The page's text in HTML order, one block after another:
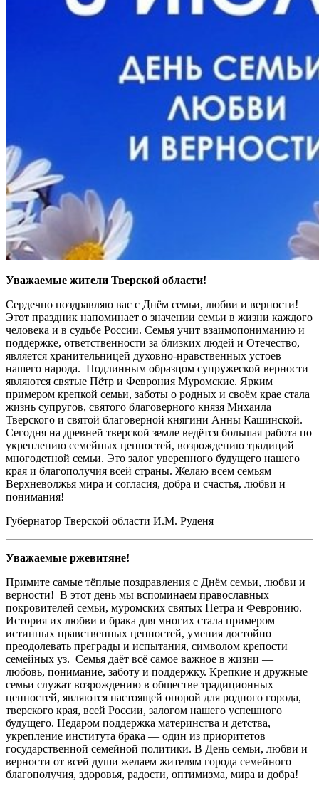
Уважаемые жители Тверской области!
Сердечно поздравляю вас с Днём семьи, любви и верности!
Этот праздник напоминает о значении семьи в жизни каждого
человека и в судьбе России. Семья учит взаимопониманию и
поддержке, ответственности за близких людей и Отечество,
является хранительницей духовно-нравственных устоев
нашего народа. Подлинным образцом супружеской верности
являются святые Пётр и Феврония Муромские. Ярким
примером крепкой семьи, заботы о родных и своём крае стала
жизнь супругов, святого благоверного князя Михаила
Тверского и святой благоверной княгини Анны Кашинской.
Сегодня на древней тверской земле ведётся большая работа по
укреплению семейных ценностей, возрождению традиций
многодетной семьи. Это залог уверенного будущего нашего
края и благополучия всей страны. Желаю всем семьям
Верхневолжья мира и согласия, добра и счастья, любви и
понимания!
Губернатор Тверской области И.М. Руденя
Уважаемые ржевитяне!
Примите самые тёплые поздравления с Днём семьи, любви и
верности! В этот день мы вспоминаем православных
покровителей семьи, муромских святых Петра и Февронию.
История их любви и брака для многих стала примером
истинных нравственных ценностей, умения достойно
преодолевать преграды и испытания, символом крепости
семейных уз. Семья даёт всё самое важное в жизни —
любовь, понимание, заботу и поддержку. Крепкие и дружные
семьи служат возрождению в обществе традиционных
ценностей, являются настоящей опорой для родного города,
тверского края, всей России, залогом нашего успешного
будущего. Недаром поддержка материнства и детства,
укрепление института брака — один из приоритетов
государственной семейной политики. В День семьи, любви и
верности от всей души желаем жителям города семейного
благополучия, здоровья, радости, оптимизма, мира и добра!